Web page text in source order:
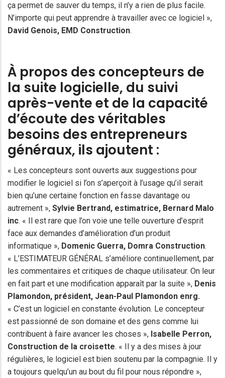
ça permet de sauver du temps, il n’y a rien de plus facile.
N’importe qui peut apprendre à travailler avec ce logiciel »,
David Genois, EMD Construction.
À propos des concepteurs de
la suite logicielle, du suivi
après-vente et de la capacité
d’écoute des véritables
besoins des entrepreneurs
généraux, ils ajoutent :
« Les concepteurs sont ouverts aux suggestions pour
modifier le logiciel si l’on s’aperçoit à l’usage qu’il serait
bien qu’une certaine fonction en fasse davantage ou
autrement », Sylvie Bertrand, estimatrice, Bernard Malo
inc. « Il est rare que l’on voie une telle ouverture d’esprit
face aux demandes d’amélioration d’un produit
informatique », Domenic Guerra, Domra Construction.
« L’ESTIMATEUR GÉNÉRAL s’améliore continuellement, par
les commentaires et critiques de chaque utilisateur. On leur
en fait part et une modification apparaît par la suite », Denis
Plamondon, président, Jean-Paul Plamondon enrg.
« C’est un logiciel en constante évolution. Le concepteur
est passionné de son domaine et des gens comme lui
contribuent à faire avancer les choses », Isabelle Perron,
Construction de la croisette. « Il y a des mises à jour
régulières, le logiciel est bien soutenu par la compagnie. Il y
a toujours quelqu’un au bout du fil pour nous répondre »,